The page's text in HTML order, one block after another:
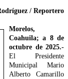
/ Reportero
Morelos,
Coahuila; a 8 de
octubre de 2025.-
El Presidente
Municipal Mario
Alberto Camarillo